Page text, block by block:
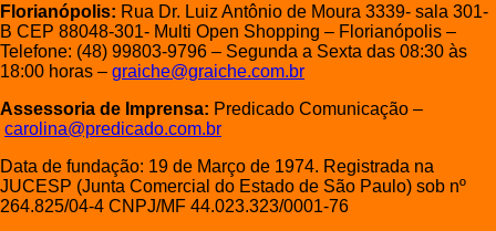
Florianópolis: Rua Dr. Luiz Antônio de Moura 3339- sala 301-
B CEP 88048-301- Multi Open Shopping – Florianópolis –
Telefone: (48) 99803-9796 – Segunda a Sexta das 08:30 às
18:00 horas – graiche@graiche.com.br
Assessoria de Imprensa: Predicado Comunicação –
carolina@predicado.com.br
Data de fundação: 19 de Março de 1974. Registrada na
JUCESP (Junta Comercial do Estado de São Paulo) sob nº
264.825/04-4 CNPJ/MF 44.023.323/0001-76